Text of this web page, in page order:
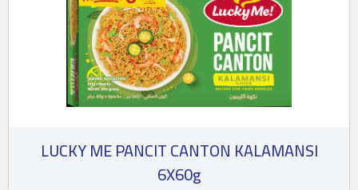
LUCKY ME PANCIT CANTON KALAMANSI
6X60g